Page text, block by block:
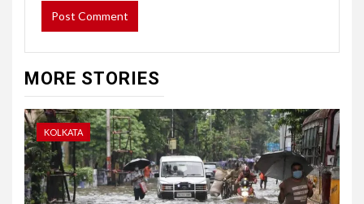
MORE STORIES
KOLKATA